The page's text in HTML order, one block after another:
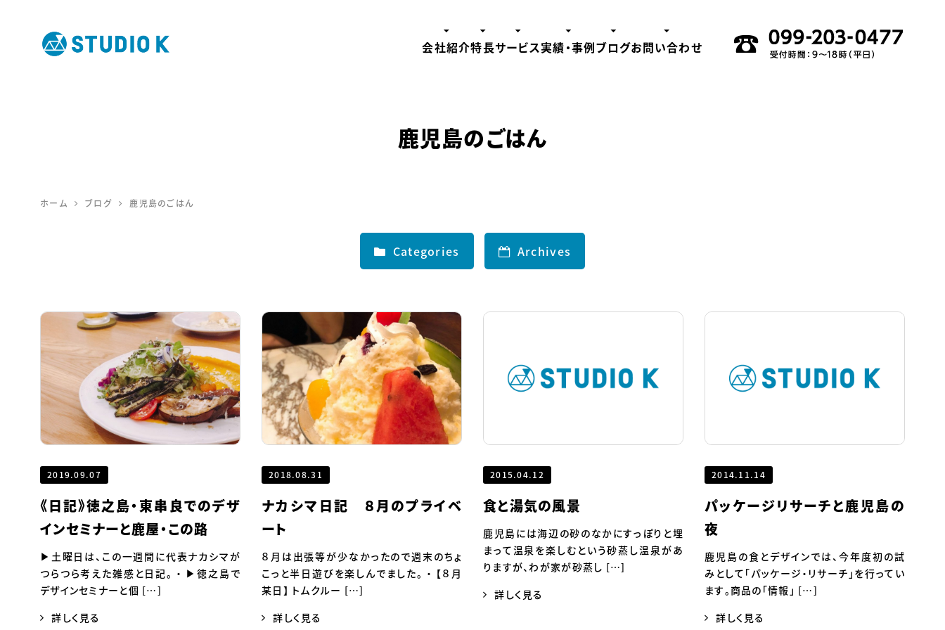
会社紹介特長サービス実績・事例ブログお問い合わせ
鹿児島のごはん
ホーム ブログ 鹿児島のごはん
Categories Archives
2019.09.07
《日記》徳之島・東串良でのデザ
インセミナーと鹿屋・この路
▶土曜日は、この一週間に代表ナカシマが
つらつら考えた雑感と日記。 ・ ▶徳之島で
デザインセミナーと個 […]
詳しく見る
2018.08.31
ナカシマ日記 ８月のプライベ
ート
８月は出張等が少なかったので週末のちょ
こっと半日遊びを楽しんでました。 ・ 【８月
某日】 トムクルー […]
詳しく見る
2015.04.12
食と湯気の風景
鹿児島には海辺の砂のなかにすっぽりと埋
まって温泉を楽しむという砂蒸し温泉があ
りますが、わが家が砂蒸し […]
詳しく見る
2014.11.14
パッケージリサーチと鹿児島の
夜
鹿児島の食とデザインでは、今年度初の試
みとして「パッケージ・リサーチ」を行ってい
ます。商品の「情報」 […]
詳しく見る